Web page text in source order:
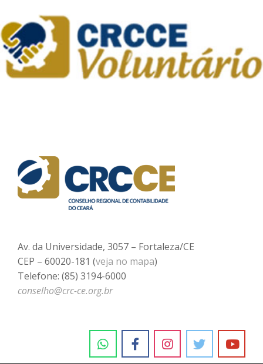
Av. da Universidade, 3057 – Fortaleza/CE
CEP – 60020-181 (veja no mapa)
Telefone: (85) 3194-6000
conselho@crc-ce.org.br